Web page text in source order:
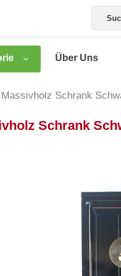
Über Uns
Schrank
Schrank